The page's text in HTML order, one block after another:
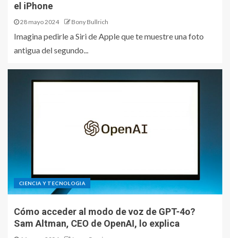
el iPhone
28 mayo 2024 Bony Bullrich
Imagina pedirle a Siri de Apple que te muestre una foto
antigua del segundo...
CIENCIA Y TECNOLOGIA
Cómo acceder al modo de voz de GPT-4o?
Sam Altman, CEO de OpenAI, lo explica